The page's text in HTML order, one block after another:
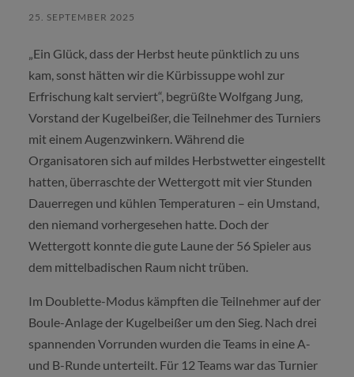
25. SEPTEMBER 2025
„Ein Glück, dass der Herbst heute pünktlich zu uns
kam, sonst hätten wir die Kürbissuppe wohl zur
Erfrischung kalt serviert“, begrüßte Wolfgang Jung,
Vorstand der Kugelbeißer, die Teilnehmer des Turniers
mit einem Augenzwinkern. Während die
Organisatoren sich auf mildes Herbstwetter eingestellt
hatten, überraschte der Wettergott mit vier Stunden
Dauerregen und kühlen Temperaturen – ein Umstand,
den niemand vorhergesehen hatte. Doch der
Wettergott konnte die gute Laune der 56 Spieler aus
dem mittelbadischen Raum nicht trüben.
Im Doublette-Modus kämpften die Teilnehmer auf der
Boule-Anlage der Kugelbeißer um den Sieg. Nach drei
spannenden Vorrunden wurden die Teams in eine A-
und B-Runde unterteilt. Für 12 Teams war das Turnier